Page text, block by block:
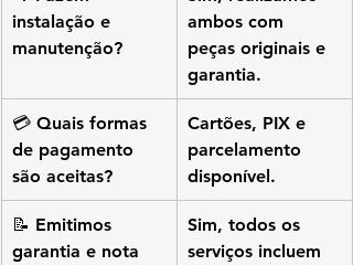
instalação e
manutenção?
ambos com
peças originais e
garantia.
💳 Quais formas
de pagamento
são aceitas?
Cartões, PIX e
parcelamento
disponível.
📝 Emitimos
garantia e nota
Sim, todos os
serviços incluem